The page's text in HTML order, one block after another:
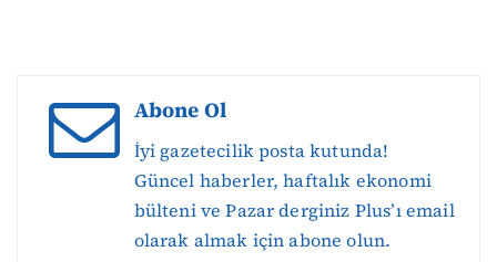
Abone Ol
İyi gazetecilik posta kutunda!
Güncel haberler, haftalık ekonomi
bülteni ve Pazar derginiz Plus’ı email
olarak almak için abone olun.